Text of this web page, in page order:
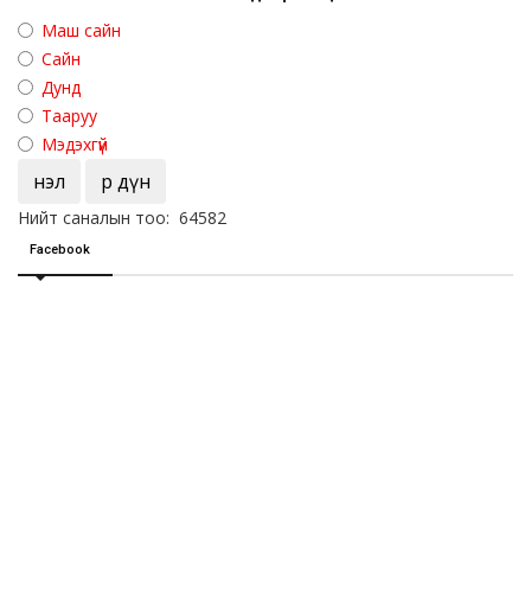
Маш сайн
Сайн
Дунд
Тааруу
Мэдэхгүй
Үнэл Үр дүн
Нийт саналын тоо: 64582
Facebook